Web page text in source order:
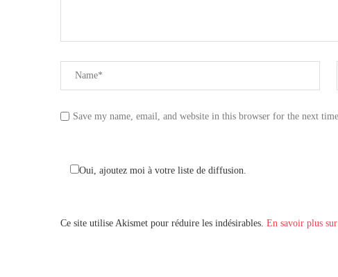
Save my name, email, and website in this browser for the next
Oui, ajoutez moi à votre liste de diffusion.
Ce site utilise Akismet pour réduire les indésirables. En savoir plus